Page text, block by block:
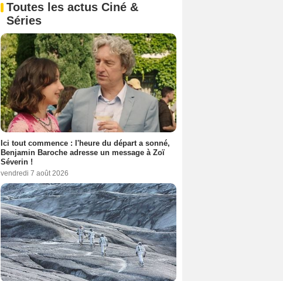
Toutes les actus Ciné &
Séries
Ici tout commence : l'heure du départ a sonné,
Benjamin Baroche adresse un message à Zoï
Séverin !
vendredi 7 août 2026